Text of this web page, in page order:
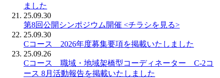
ました
25.09.30
第8回公開シンポジウム開催 <チラシを見る>
25.09.30
Cコース 2026年度募集要項を掲載いたしました
25.09.26
Cコース 職域・地域架橋型コーディネーター C-2コ
ース 8月活動報告を掲載いたしました